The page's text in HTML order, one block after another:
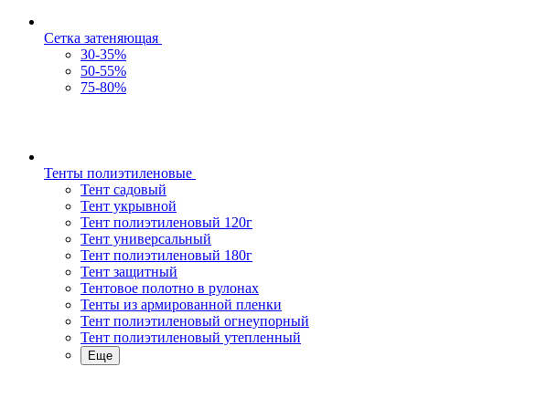
Сетка затеняющая
30-35%
50-55%
75-80%
Тенты полиэтиленовые
Тент садовый
Тент укрывной
Тент полиэтиленовый 120г
Тент универсальный
Тент полиэтиленовый 180г
Тент защитный
Тентовое полотно в рулонах
Тенты из армированной пленки
Тент полиэтиленовый огнеупорный
Тент полиэтиленовый утепленный
Еще